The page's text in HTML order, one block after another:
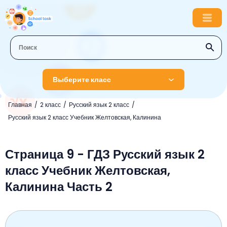
Выберите класс
Главная 2 класс
Русский язык 2 класс
Русский язык 2 класс Учебник Желтовская, Калинина
1 класс
Русский язык
Литературное чтение
Окружающий мир
Математика
Математика
Английский язык
Информатика
Литературное чтение
3 класс
Музыка
Окружающий мир
4 класс
Страница 9 - ГДЗ Русский язык 2
класс Учебник Желтовская,
Калинина Часть 2